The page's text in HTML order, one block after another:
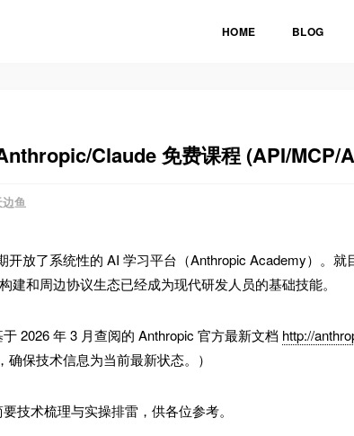
HOME BLOG
Claude 免费课程 (API/MCP/
边鱼
开放了系统性的 AI 学习平台（Anthropic Academy）。
建和周边协议生态已经成为现代研发人员的基础技能。
于 2026 年 3 月查阅的 Anthropic 官方最新文档 http://
保技术信息为当前最新状态。）
技术梳理与实操排雷，供各位参考。